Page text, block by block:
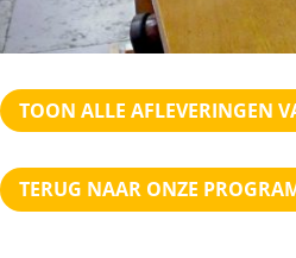
TOON ALLE AFLEVERINGEN
TERUG NAAR ONZE